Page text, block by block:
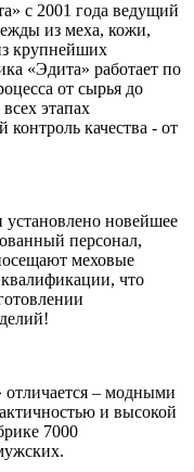
с 2001 года ведущий
из меха, кожи,
крупнейших
«Эдита» работает по
от сырья до
этапах
контроль качества - от
новейшее
персонал,
меховые
что
– модными
и высокой
7000